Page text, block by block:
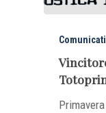
Comunicati